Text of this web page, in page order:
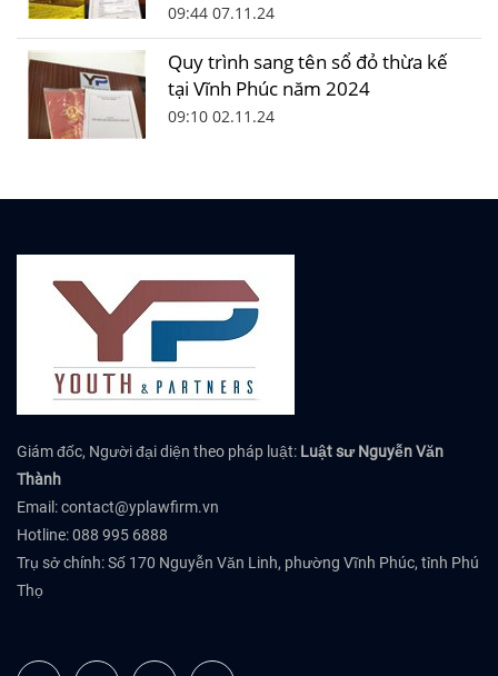
09:44 07.11.24
Quy trình sang tên sổ đỏ thừa kế
tại Vĩnh Phúc năm 2024
09:10 02.11.24
Giám đốc, Người đại diện theo pháp luật: Luật sư Nguyễn Văn
Thành
Email:contact@yplawfirm.vn
Hotline: 088 995 6888
Trụ sở chính: Số 170 Nguyễn Văn Linh, phường Vĩnh Phúc, tỉnh Phú
Thọ